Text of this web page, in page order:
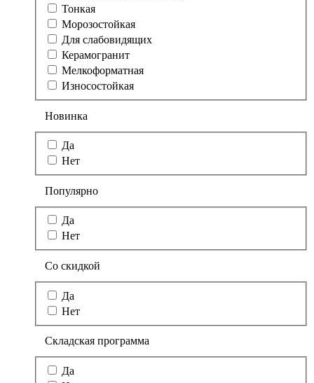
Тонкая
Морозостойкая
Для слабовидящих
Керамогранит
Мелкоформатная
Износостойкая
Новинка
Да
Нет
Популярно
Да
Нет
Со скидкой
Да
Нет
Складская программа
Да